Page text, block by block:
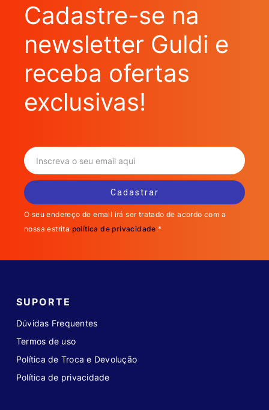
Cadastre-se na
newsletter Guldi e
receba ofertas
exclusivas!
O seu endereço de email irá ser tratado de acordo com a
nossa estrita política de privacidade.*
SUPORTE
Dúvidas Frequentes
Termos de uso
Política de Troca e Devolução
Política de privacidade